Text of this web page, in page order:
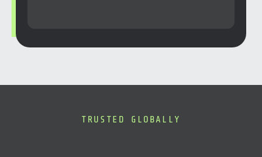
TRUSTED GLOBALLY